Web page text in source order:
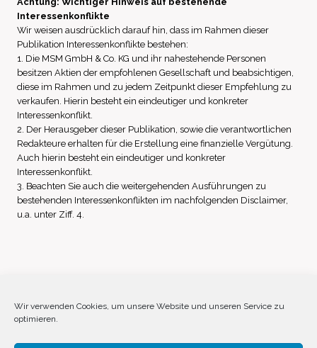
Wir verwenden Cookies, um unsere Website und unseren Service zu
optimieren.
Interessenkonflikte
Wir weisen ausdrücklich darauf hin, dass im Rahmen dieser
Publikation Interessenkonflikte bestehen:
1. Die MSM GmbH & Co. KG und ihr nahestehende Personen
besitzen Aktien der empfohlenen Gesellschaft und beabsichtigen,
diese im Rahmen und zu jedem Zeitpunkt dieser Empfehlung zu
verkaufen. Hierin besteht ein eindeutiger und konkreter
Interessenkonflikt.
2. Der Herausgeber dieser Publikation, sowie die verantwortlichen
Redakteure erhalten für die Erstellung eine finanzielle Vergütung.
Auch hierin besteht ein eindeutiger und konkreter
Interessenkonflikt.
3. Beachten Sie auch die weitergehenden Ausführungen zu
bestehenden Interessenkonflikten im nachfolgenden Disclaimer,
u.a. unter Ziff. 4.
Impressum Datenschutz
Disclaimer